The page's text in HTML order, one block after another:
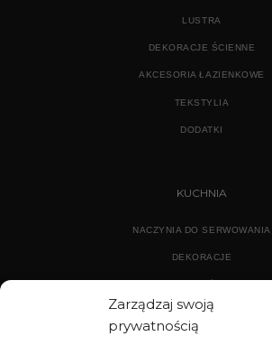
Zarządzaj swoją
prywatnością
LUSTRA
DEKORACJE ŚCIENNE
AKCESORIA ŁAZIENKOWE
TEKSTYLIA
DODATKI
KUCHNIA
NACZYNIA DO SERWOWANIA
DEKORACJE